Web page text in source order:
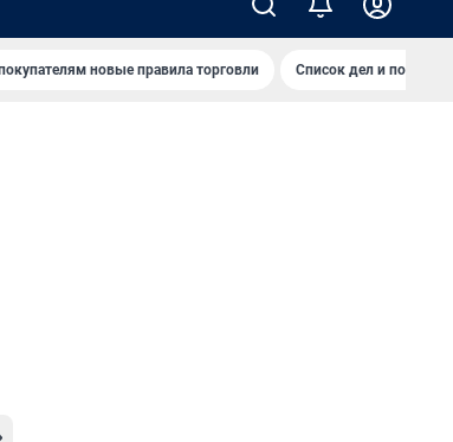
новые правила торговли Список дел и покупок